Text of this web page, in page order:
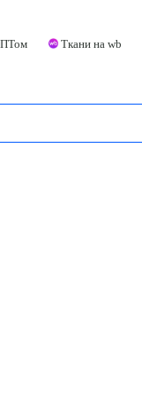
Ткани на wb